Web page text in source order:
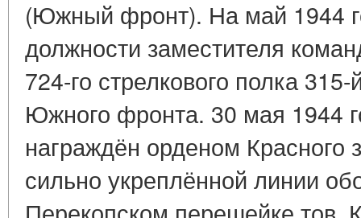
(Южный фронт). На май 1944
должности заместителя
724-го стрелкового полка
Южного фронта. 30 мая 1944
награждён орденом
сильно укреплённой линии